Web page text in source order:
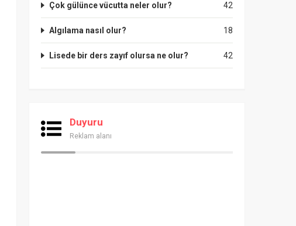
42
Çok gülünce vücutta neler olur?
18
Algılama nasıl olur?
42
Lisede bir ders zayıf olursa ne olur?
Duyuru
Reklam alanı